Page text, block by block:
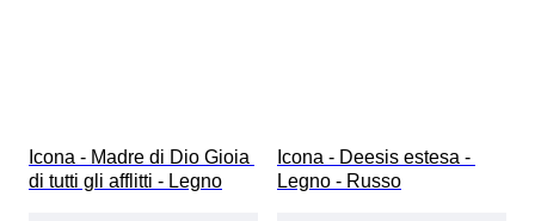
Icona - Madre di Dio Gioia
di tutti gli afflitti - Legno
Icona - Deesis estesa -
Legno - Russo